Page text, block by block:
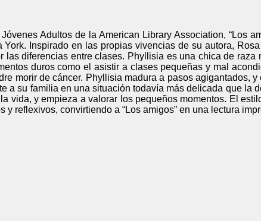
Adultos de la American Library Association, “Los
Inspirado en las propias vivencias de su autora,
las diferencias entre clases. Phyllisia es una chica de raza
duros como el asistir a clases pequeñas y mal
morir de cáncer. Phyllisia madura a pasos agigantados,
a su familia en una situación todavía más delicada que la
vida, y empieza a valorar los pequeños momentos. El
y reflexivos, convirtiendo a “Los amigos” en una lectura